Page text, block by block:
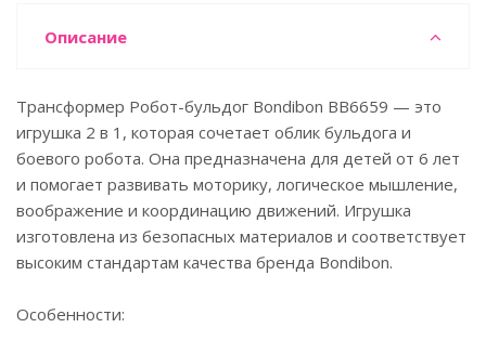
Описание
Трансформер Робот-бульдог Bondibon ВВ6659 — это
игрушка 2 в 1, которая сочетает облик бульдога и
боевого робота. Она предназначена для детей от 6 лет
и помогает развивать моторику, логическое мышление,
воображение и координацию движений. Игрушка
изготовлена из безопасных материалов и соответствует
высоким стандартам качества бренда Bondibon.
Особенности: